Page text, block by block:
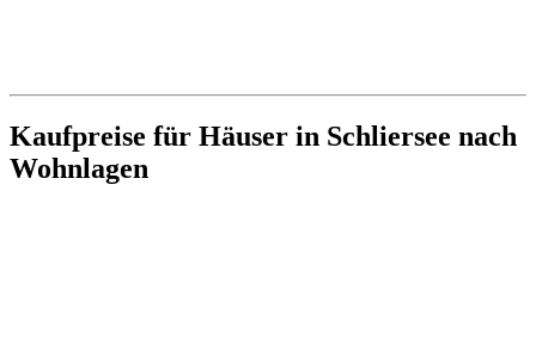
Kaufpreise für Häuser in Schliersee nach
Wohnlagen